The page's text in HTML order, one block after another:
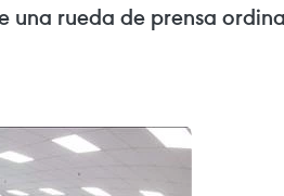
una rueda de prensa